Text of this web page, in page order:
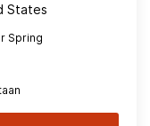
States
Spring